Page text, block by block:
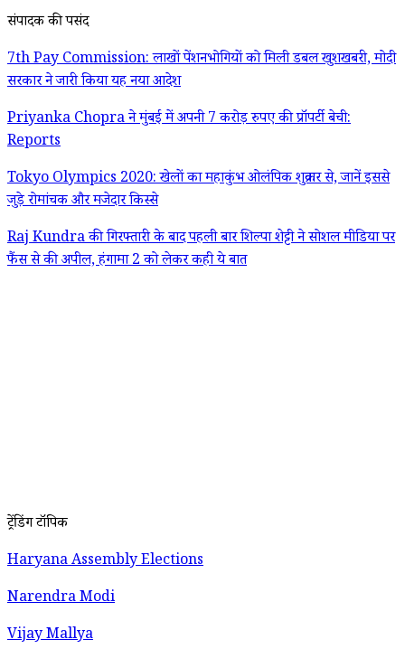
संपादक की पसंद
7th Pay Commission: लाखों पेंशनभोगियों को मिली डबल खुशखबरी, मोदी
सरकार ने जारी किया यह नया आदेश
Priyanka Chopra ने मुंबई में अपनी 7 करोड़ रुपए की प्रॉपर्टी बेची:
Reports
Tokyo Olympics 2020: खेलों का महाकुंभ ओलंपिक शुक्रवार से, जानें इससे
जुड़े रोमांचक और मजेदार किस्से
Raj Kundra की गिरफ्तारी के बाद पहली बार शिल्पा शेट्टी ने सोशल मीडिया पर
फैंस से की अपील, हंगामा 2 को लेकर कही ये बात
ट्रेंडिंग टॉपिक
Haryana Assembly Elections
Narendra Modi
Vijay Mallya